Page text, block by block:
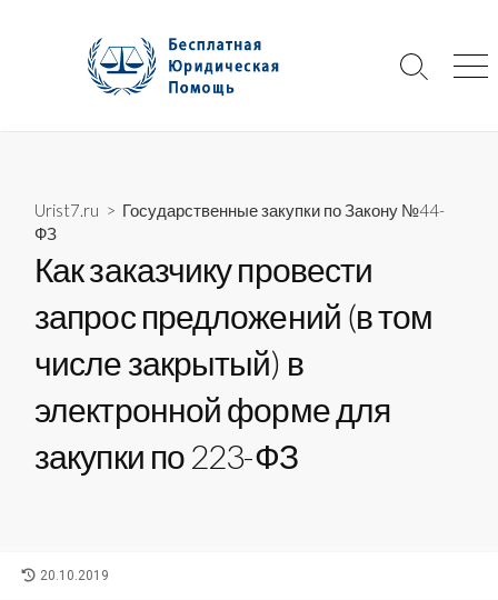
Search
Urist7.ru > Государственные закупки по Закону №44-
ФЗ
Как заказчику провести
запрос предложений (в том
числе закрытый) в
электронной форме для
закупки по 223-ФЗ
LAST
20.10.2019